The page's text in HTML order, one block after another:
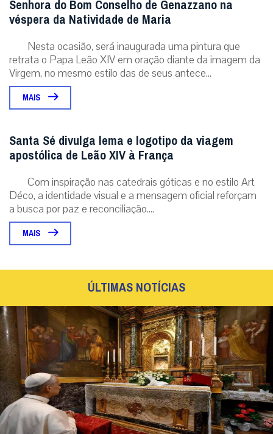
Senhora do Bom Conselho de Genazzano na
véspera da Natividade de Maria
Nesta ocasião, será inaugurada uma pintura que
retrata o Papa Leão XIV em oração diante da imagem da
Virgem, no mesmo estilo das de seus antece...
MAIS
Santa Sé divulga lema e logotipo da viagem
apostólica de Leão XIV à França
Com inspiração nas catedrais góticas e no estilo Art
Déco, a identidade visual e a mensagem oficial reforçam
a busca por paz e reconciliação....
MAIS
ÚLTIMAS NOTÍCIAS